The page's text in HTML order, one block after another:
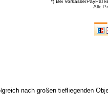
*) Bei Vorkasse/PayPal
Alle
nach großen tiefliegenden